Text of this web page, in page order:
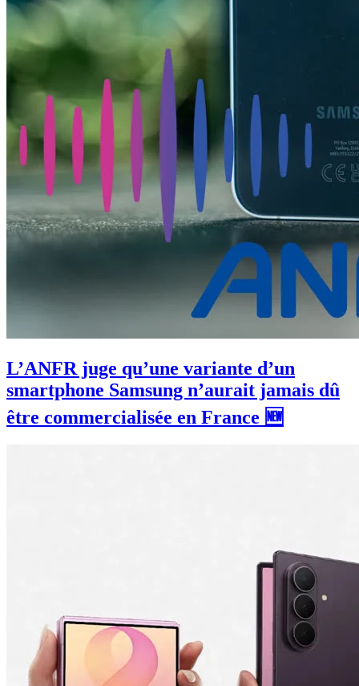
L’ANFR juge qu’une variante d’un
smartphone Samsung n’aurait jamais dû
être commercialisée en France 🆕